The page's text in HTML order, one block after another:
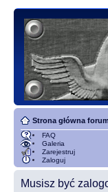
Strona główna forum
FAQ
Galeria
Zarejestruj
Zaloguj
Musisz być